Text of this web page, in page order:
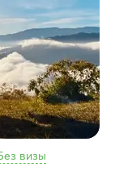
визы